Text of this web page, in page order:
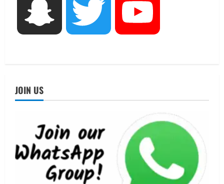
Snapchat Twitter
JOIN US
UTTARAKHAND NEWS
एमआईटी वर्ल्ड पीस यूनिवर्सिटी और जर्मनी के
बीएसबीआई के बीच समझौता; भारतीय छात्रों
1
UTTARAKHAND NEWS
जिलाधिकारी/जिला निर्वाचन अधिकारी ने
सहसपुर विधानसभा क्षेत्र के पोलिंग बूथों का
निरीक्षण कर एसआईआर आपत्ति निस्तारण
शिविर की व्यवस्थाओं का लिया जायजा